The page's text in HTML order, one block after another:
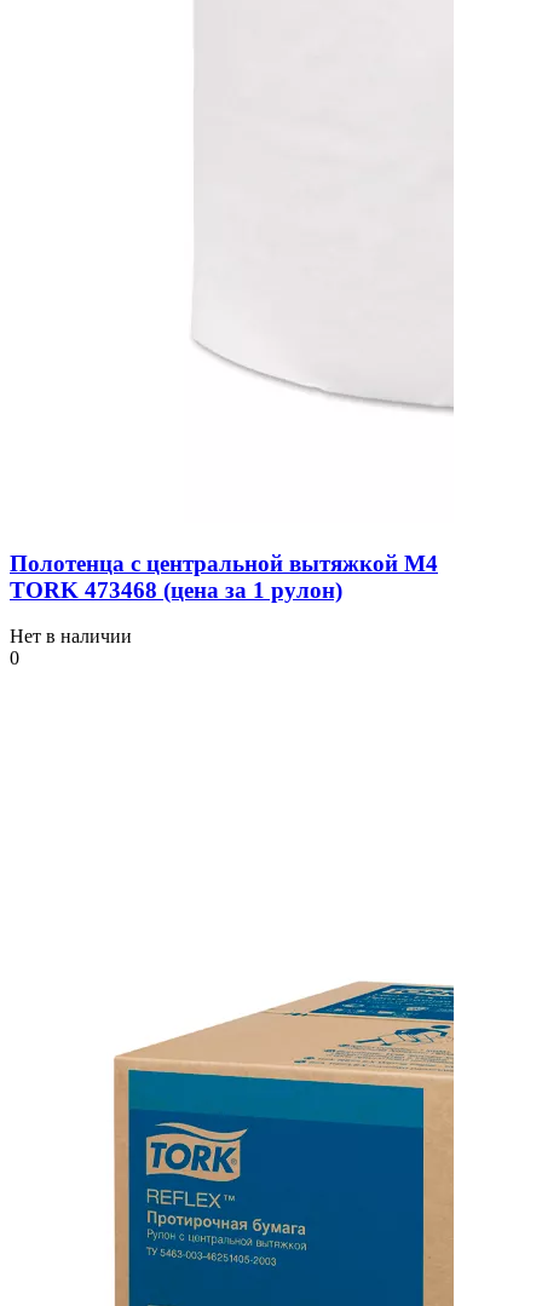
Полотенца с центральной вытяжкой M4
TORK 473468 (цена за 1 рулон)
Нет в наличии
0